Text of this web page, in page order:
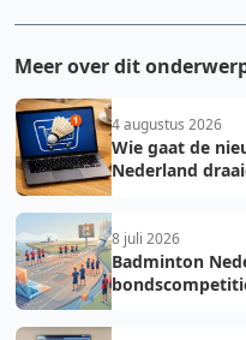
Meer over dit
4 augustus 2026
Wie gaat de
Nederland
8 juli 2026
Badminton